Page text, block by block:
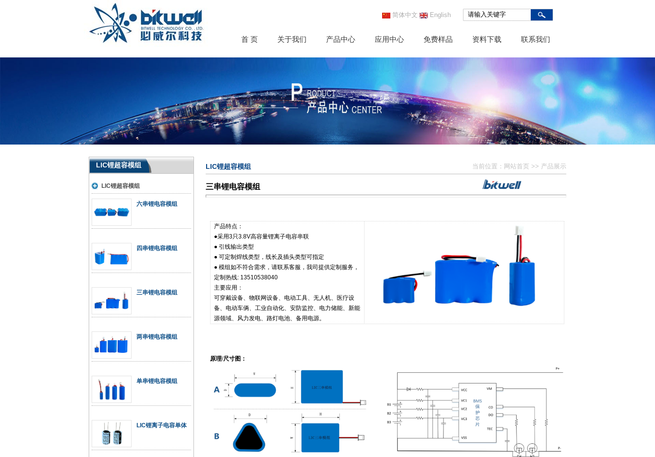
简体中文 English
首 页 关于我们 产品中心 应用中心 免费样品 资料下载 联系我们
LIC锂超容模组
LIC锂超容模组
六串锂电容模组
四串锂电容模组
三串锂电容模组
两串锂电容模组
单串锂电容模组
LIC锂离子电容单体
当前位置： 网站首页 >> 产品展示
LIC锂超容模组
三串锂电容模组
产品特点：
●采用3只3.8V高容量锂离子电容串联
● 引线输出类型
● 可定制焊线类型，线长及插头类型可指定
● 模组如不符合需求，请联系客服，我司提供定制服务，
定制热线: 13510538040
主要应用：
可穿戴设备、物联网设备、电动工具、无人机、医疗设
备、电动车俩、工业自动化、安防监控、电力储能、新能
源领域、风力发电、路灯电池、备用电源。
原理/尺寸图：